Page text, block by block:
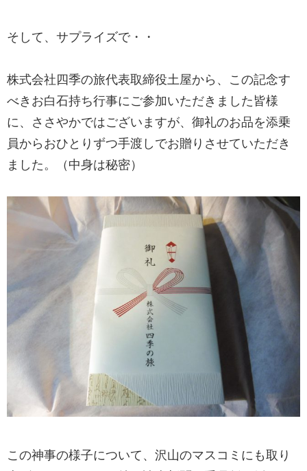
そして、サプライズで・・
株式会社四季の旅代表取締役土屋から、この記念す
べきお白石持ち行事にご参加いただきました皆様
に、ささやかではございますが、御礼のお品を添乗
員からおひとりずつ手渡しでお贈りさせていただき
ました。（中身は秘密）
この神事の様子について、沢山のマスコミにも取り